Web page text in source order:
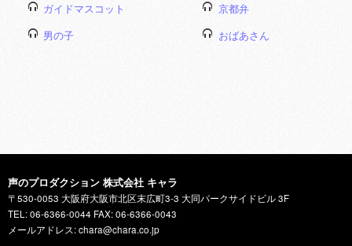
ガイドマスコット
京都弁
男の子
おばあさん
声のプロダクション 株式会社 キャラ
〒530-0053 大阪府大阪市北区末広町3-3 大同パークサイドビル 3F
TEL: 06-6366-0044 FAX: 06-6366-0043
メールアドレス: chara@chara.co.jp